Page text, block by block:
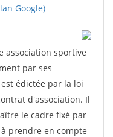
Google)
association sportive
par ses
édictée par la loi
d'association. Il
le cadre fixé par
prendre en compte